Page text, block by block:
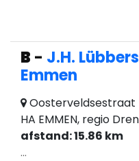
B - J.H.
Emmen
Oosterveldsestraat
HA EMMEN, regio
afstand: 15.86 km
...